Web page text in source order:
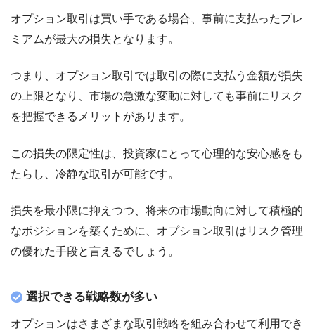
オプション取引は買い手である場合、事前に支払ったプレ
ミアムが最大の損失となります。
つまり、オプション取引では取引の際に支払う金額が損失
の上限となり、市場の急激な変動に対しても事前にリスク
を把握できるメリットがあります。
この損失の限定性は、投資家にとって心理的な安心感をも
たらし、冷静な取引が可能です。
損失を最小限に抑えつつ、将来の市場動向に対して積極的
なポジションを築くために、オプション取引はリスク管理
の優れた手段と言えるでしょう。
選択できる戦略数が多い
オプションはさまざまな取引戦略を組み合わせて利用でき